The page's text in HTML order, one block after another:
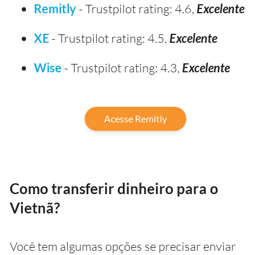
Remitly - Trustpilot rating: 4.6, Excelente
XE - Trustpilot rating: 4.5, Excelente
Wise - Trustpilot rating: 4.3, Excelente
Acesse Remitly
Como transferir dinheiro para o
Vietnã?
Você tem algumas opções se precisar enviar